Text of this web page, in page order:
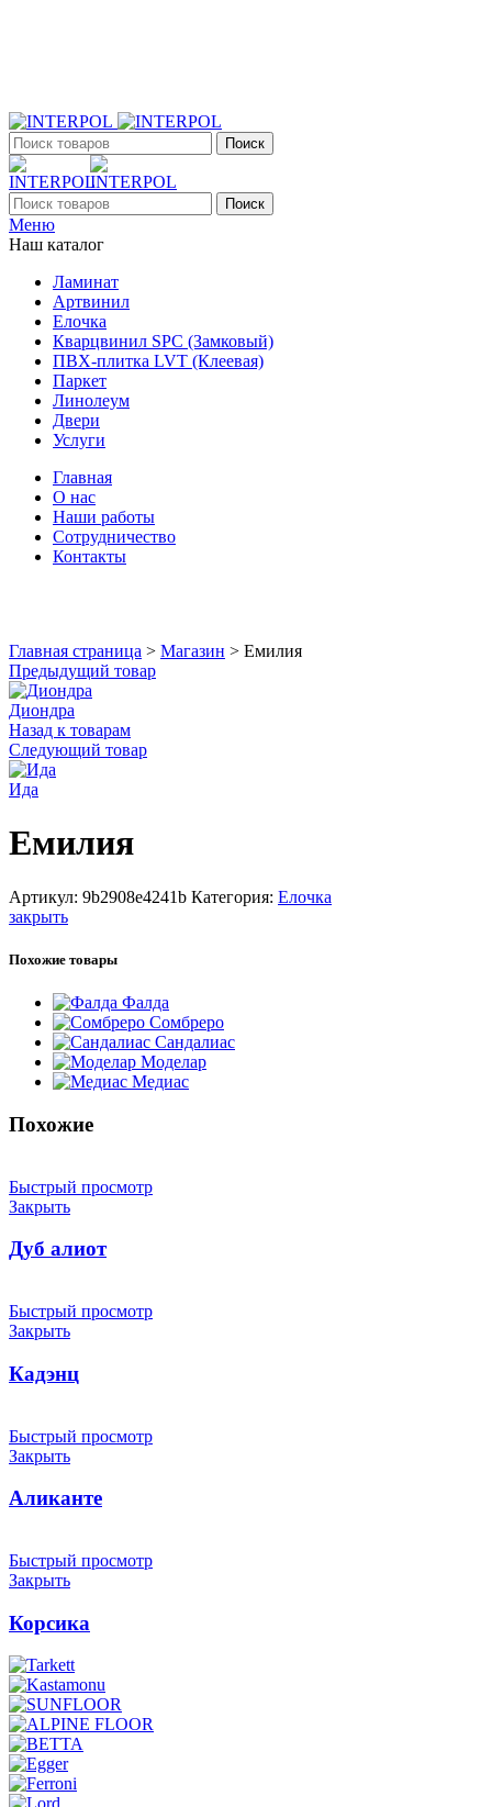
Поиск
Поиск
Меню
Наш каталог
Ламинат
Артвинил
Елочка
Кварцвинил SPC (Замковый)
ПВХ-плитка LVT (Клеевая)
Паркет
Линолеум
Двери
Услуги
Главная
О нас
Наши работы
Сотрудничество
Контакты
Главная страница > Магазин > Емилия
Предыдущий товар
Диондра
Назад к товарам
Следующий товар
Ида
Емилия
Артикул: 9b2908e4241b Категория: Елочка
закрыть
Похожие товары
Фалда
Сомбреро
Сандалиас
Моделар
Медиас
Похожие
Быстрый просмотр
Закрыть
Дуб алиот
Быстрый просмотр
Закрыть
Кадэнц
Быстрый просмотр
Закрыть
Аликанте
Быстрый просмотр
Закрыть
Корсика